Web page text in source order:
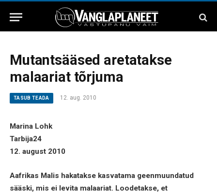
Mutantsääsed aretatakse
malaariat tõrjuma
TASUB TEADA 12. aug. 2010
Marina Lohk
Tarbija24
12. august 2010
Aafrikas Malis hakatakse kasvatama geenmuundatud
sääski, mis ei levita malaariat. Loodetakse, et